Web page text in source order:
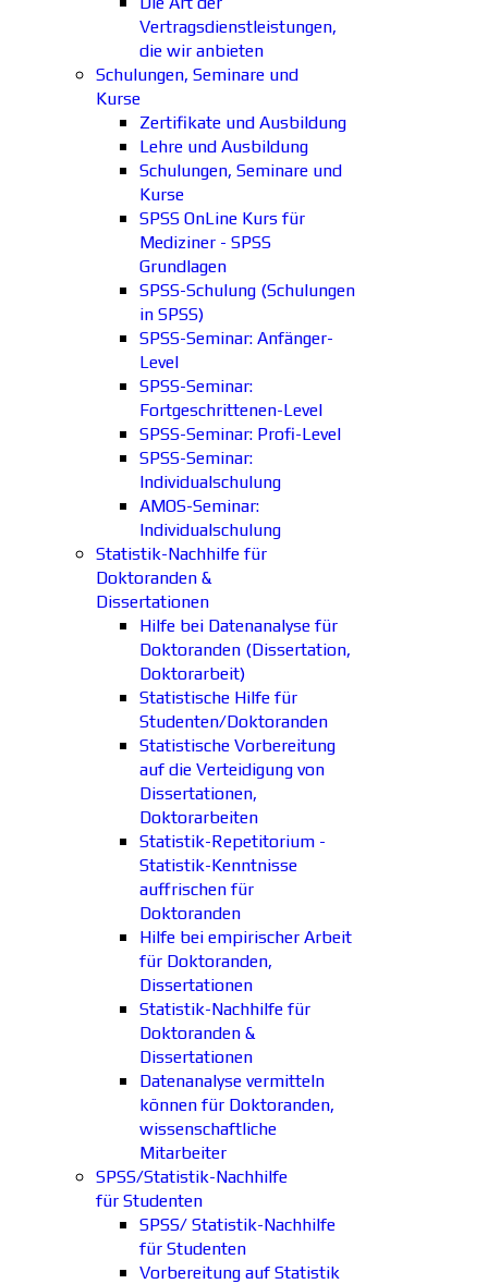
Vertragsdienstleistungen,
die wir anbieten
Schulungen, Seminare und
Kurse
Zertifikate und Ausbildung
Lehre und Ausbildung
Schulungen, Seminare und
Kurse
SPSS OnLine Kurs für
Mediziner - SPSS
Grundlagen
SPSS-Schulung (Schulungen
in SPSS)
SPSS-Seminar: Anfänger-
Level
SPSS-Seminar:
Fortgeschrittenen-Level
SPSS-Seminar: Profi-Level
SPSS-Seminar:
Individualschulung
AMOS-Seminar:
Individualschulung
Statistik-Nachhilfe für
Doktoranden &
Dissertationen
Hilfe bei Datenanalyse für
Doktoranden (Dissertation,
Doktorarbeit)
Statistische Hilfe für
Studenten/Doktoranden
Statistische Vorbereitung
auf die Verteidigung von
Dissertationen,
Doktorarbeiten
Statistik-Repetitorium -
Statistik-Kenntnisse
auffrischen für
Doktoranden
Hilfe bei empirischer Arbeit
für Doktoranden,
Dissertationen
Statistik-Nachhilfe für
Doktoranden &
Dissertationen
Datenanalyse vermitteln
können für Doktoranden,
wissenschaftliche
Mitarbeiter
SPSS/Statistik-Nachhilfe
für Studenten
SPSS/ Statistik-Nachhilfe
für Studenten
Vorbereitung auf Statistik